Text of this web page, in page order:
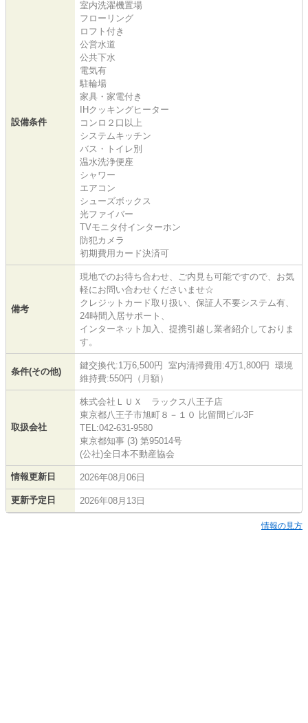
設備条件
室内洗濯機置場
フローリング
ロフト付き
公営水道
公共下水
電気有
駐輪場
家具・家電付き
IHクッキングヒーター
コンロ２口以上
システムキッチン
バス・トイレ別
温水洗浄便座
シャワー
エアコン
シューズボックス
光ファイバー
TVモニタ付インターホン
防犯カメラ
初期費用カード決済可
備考
現地でのお待ち合わせ、ご内見も可能ですので、お気
軽にお問い合わせくださいませ☆
クレジットカード取り扱い、保証人不要システム有、
24時間入居サポート、
インターネット加入、提携引越し業者紹介しておりま
す。
条件(その他)
鍵交換代:1万6,500円 室内清掃費用:4万1,800円 環境
維持費:550円（月額）
取扱会社
株式会社ＬＵＸ ラックス八王子店
東京都八王子市旭町８－１０ 比留間ビル3F
TEL:042-631-9580
東京都知事 (3) 第95014号
(公社)全日本不動産協会
情報更新日 2026年08月06日
更新予定日 2026年08月13日
情報の見方